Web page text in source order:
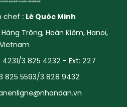
chef : Lê Quôc Minh
Trông, Hoàn Kiêm, Hanoï,
Vietnam
3 825 4232 - Ext: 227
825 5593/3 828 9432